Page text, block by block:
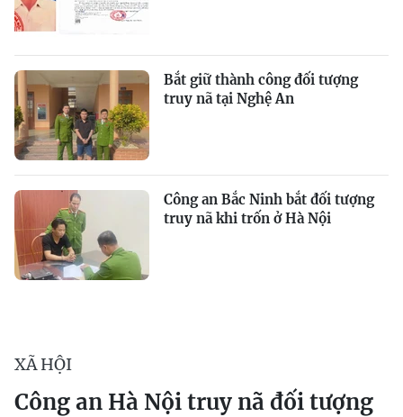
Bắt giữ thành công đối tượng
truy nã tại Nghệ An
Công an Bắc Ninh bắt đối tượng
truy nã khi trốn ở Hà Nội
XÃ HỘI
Công an Hà Nội truy nã đối tượng